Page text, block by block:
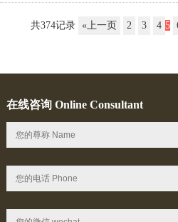
共374记录 «上一页 2 3 4 5
在线咨询 Online Consultant